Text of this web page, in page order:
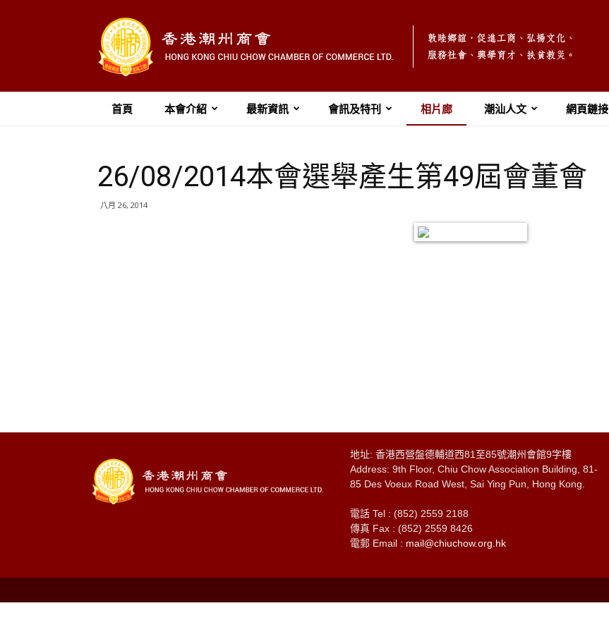
首頁 本會介紹 最新資訊 會訊及特刊 相片廊 潮汕人文 網頁鏈接
26/08/2014本會選舉產生第49屆會董會
八月 26, 2014
地址: 香港西營盤德輔道西81至85號潮州會館9字樓
Address: 9th Floor, Chiu Chow Association Building, 81-
85 Des Voeux Road West, Sai Ying Pun, Hong Kong.
電話 Tel : (852) 2559 2188
傳真 Fax : (852) 2559 8426
電郵 Email : mail@chiuchow.org.hk